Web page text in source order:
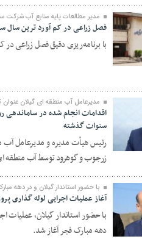
مدیر مطالعات پایه منابع آب
فصل زراعی در کم آورد ترین سال سد سفیدرود طی ۶۳ سال اخیر،
با برنامه‌ریزی دقیق فصل زراعی در کم آورد
مدیرعامل آب منطقه ای گیلان عنوان
اقدامات انجام شده در
سنوات گذشته
رئیس هیأت مدیره و مدیرعامل آب
زرجوب و گوهرود توسط آب منطقه
با حضور استاندار گیلان و در دهه
آغاز عملیات اجرایی لوله گذاری
با حضور استاندار گیلان، عملیات
دهه مبارک فجر آغاز شد.